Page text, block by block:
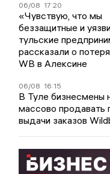
06/08 17:20
«Чувствую, что мы
беззащитные и
тульские
рассказали о
WB в Алексине
06/08 16:15
В Туле бизнесмены
массово продавать
выдачи заказов